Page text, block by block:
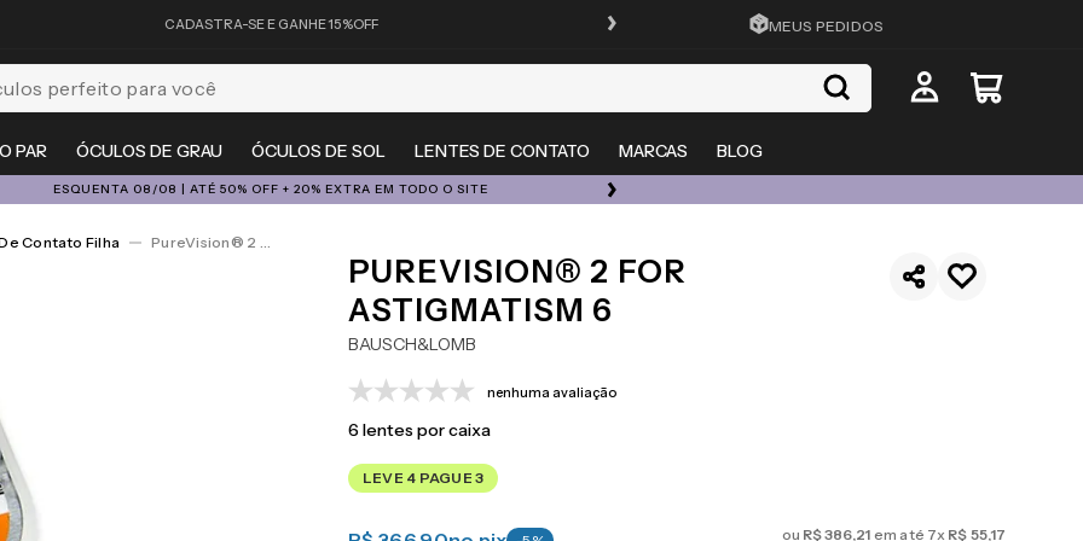
CADASTRA-SE E GANHE 15%OFF FRETE GRÁTIS EM TODO O SITE
MEUS PEDIDOS
PAR ÓCULOS DE GRAU ÓCULOS DE SOL LENTES DE CONTATO MARCAS BLOG
para você
ESQUENTA 08/08 | ATÉ 50% OFF + 20% EXTRA EM TODO O SITE ÓCULOS DE GRAU, SOL E LENTES COM ATÉ 50% OFF + 20% EXTRA
Contato Filha PureVision® 2 For Astigmatism 6
PUREVISION® 2 FOR
ASTIGMATISM 6
BAUSCH&LOMB
nenhuma avaliação
6 lentes por caixa
LEVE 4 PAGUE 3
ou R$386,21 em até 7x R$ 55,17